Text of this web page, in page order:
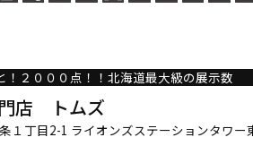
！２０００点！！北海道最大級の展示数
店 トムズ
１丁目2-1 ライオンズステーションタワー